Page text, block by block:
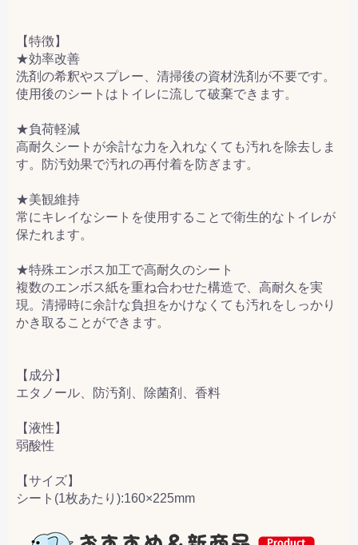
【特徴】
★効率改善
洗剤の希釈やスプレー、清掃後の資材洗剤が不要です。
使用後のシートはトイレに流して破棄できます。
★負荷軽減
高耐久シートが余計な力を入れなくても汚れを除去しま
す。防汚効果で汚れの再付着を防ぎます。
★美観維持
常にキレイなシートを使用することで衛生的なトイレが
保たれます。
★特殊エンボス加工で高耐久のシート
複数のエンボス紙を重ね合わせた構造で、高耐久を実
現。清掃時に余計な負担をかけなくても汚れをしっかり
かき取ることができます。
【成分】
エタノール、防汚剤、除菌剤、香料
【液性】
弱酸性
【サイズ】
シート(1枚あたり):160×225mm